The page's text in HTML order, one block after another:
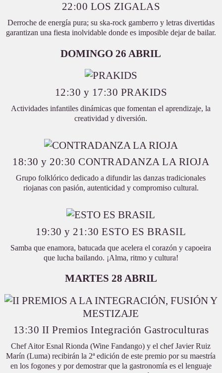
22:00 LOS ZIGALAS
Derroche de energía pura; su ska-rock gamberro y letras divertidas
garantizan una fiesta inolvidable donde es imposible dejar de bailar.
DOMINGO 26 ABRIL
12:30 y 17:30 PRAKIDS
Actividades infantiles dinámicas que fomentan el aprendizaje, la
creatividad y diversión.
18:30 y 20:30 CONTRADANZA LA RIOJA
Grupo folklórico dedicado a difundir las danzas tradicionales
riojanas con pasión, autenticidad y compromiso cultural.
19:30 y 21:30 ESTO ES BRASIL
Samba que enamora, batucada que acelera el corazón y capoeira
que lucha bailando. ¡Alma, ritmo y cultura!
MARTES 28 ABRIL
13:30 II Premios Integración Gastroculturas
Chef Aitor Esnal Rionda (Wine Fandango) y el chef Javier Ruiz
Marín (Luma) recibirán la 2ª edición de este premio por su maestría
en los fogones y por demostrar que la gastronomía es el lenguaje